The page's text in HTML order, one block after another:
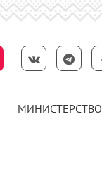
МИНИСТЕРСТВО